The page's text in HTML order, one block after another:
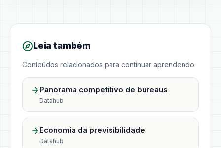
Leia também
Conteúdos relacionados para continuar aprendendo.
Panorama competitivo de bureaus
Datahub
Economia da previsibilidade
Datahub